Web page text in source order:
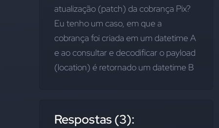
atualização (patch) da cobrança Pix?
Eu tenho um caso, em que a
cobrança foi criada em um datetime A
e ao consultar e decodificar o payload
(location) é retornado um datetime B
Respostas (3):